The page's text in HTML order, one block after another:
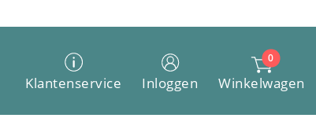
Klantenservice Inloggen
0
Winkelwagen